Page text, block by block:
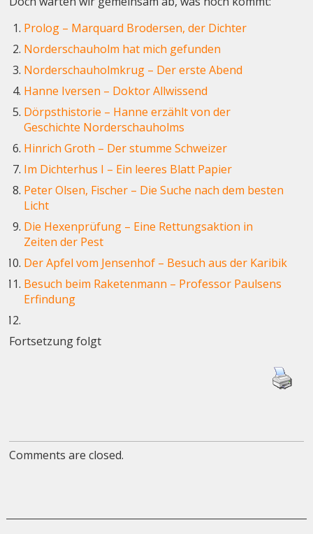
Prolog – Marquard Brodersen, der Dichter
Norderschauholm hat mich gefunden
Norderschauholmkrug – Der erste Abend
Hanne Iversen – Doktor Allwissend
Dörpsthistorie – Hanne erzählt von der
Geschichte Norderschauholms
Hinrich Groth – Der stumme Schweizer
Im Dichterhus I – Ein leeres Blatt Papier
Peter Olsen, Fischer – Die Suche nach dem besten
Licht
Die Hexenprüfung – Eine Rettungsaktion in
Zeiten der Pest
Der Apfel vom Jensenhof – Besuch aus der Karibik
Besuch beim Raketenmann – Professor Paulsens
Erfindung
Fortsetzung folgt
Comments are closed.